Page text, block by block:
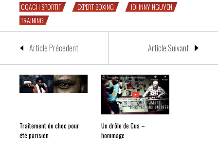
COACH SPORTIF EXPERT BOXING
JOHNNY NGUYEN
TRAINING
Article Précedent Article Suivant
Traitement de choc pour
été parisien
Un drôle de Cus –
hommage